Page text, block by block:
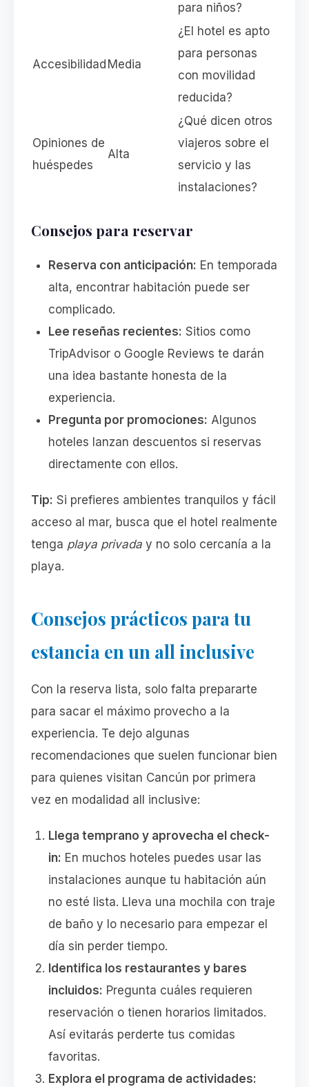
para niños?
Accesibilidad Media
¿El hotel es apto
para personas
con movilidad
reducida?
Opiniones de
huéspedes
Alta
¿Qué dicen otros
viajeros sobre el
servicio y las
instalaciones?
Consejos para reservar
Reserva con anticipación: En temporada
alta, encontrar habitación puede ser
complicado.
Lee reseñas recientes: Sitios como
TripAdvisor o Google Reviews te darán
una idea bastante honesta de la
experiencia.
Pregunta por promociones: Algunos
hoteles lanzan descuentos si reservas
directamente con ellos.
Tip: Si prefieres ambientes tranquilos y fácil
acceso al mar, busca que el hotel realmente
tenga playa privada y no solo cercanía a la
playa.
Consejos prácticos para tu
estancia en un all inclusive
Con la reserva lista, solo falta prepararte
para sacar el máximo provecho a la
experiencia. Te dejo algunas
recomendaciones que suelen funcionar bien
para quienes visitan Cancún por primera
vez en modalidad all inclusive:
Llega temprano y aprovecha el check-
in: En muchos hoteles puedes usar las
instalaciones aunque tu habitación aún
no esté lista. Lleva una mochila con traje
de baño y lo necesario para empezar el
día sin perder tiempo.
Identifica los restaurantes y bares
incluidos: Pregunta cuáles requieren
reservación o tienen horarios limitados.
Así evitarás perderte tus comidas
favoritas.
Explora el programa de actividades: